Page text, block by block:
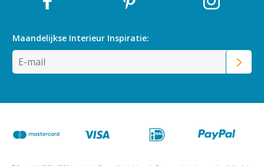
Maandelijkse Interieur Inspiratie: